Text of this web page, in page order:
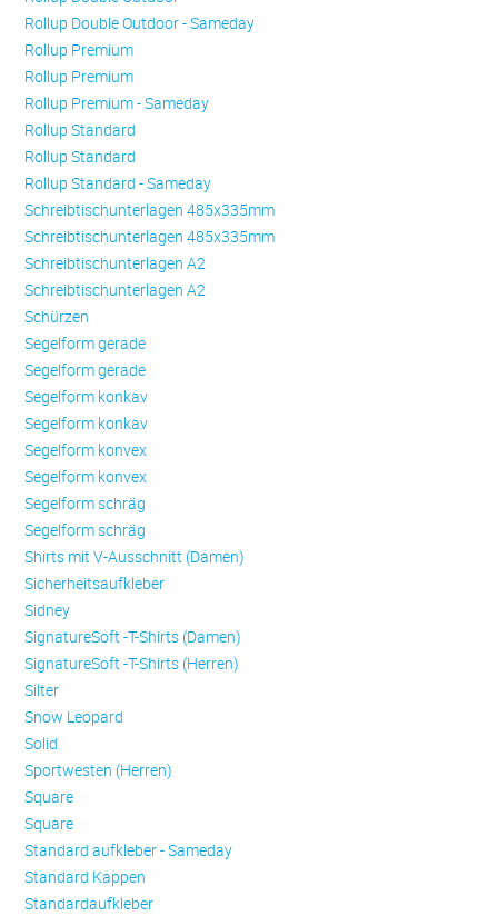
Rollup Double Outdoor - Sameday
Rollup Premium
Rollup Premium
Rollup Premium - Sameday
Rollup Standard
Rollup Standard
Rollup Standard - Sameday
Schreibtischunterlagen 485x335mm
Schreibtischunterlagen 485x335mm
Schreibtischunterlagen A2
Schreibtischunterlagen A2
Schürzen
Se­gel­form ge­ra­de
Se­gel­form ge­ra­de
Se­gel­form konkav
Se­gel­form konkav
Se­gel­form konvex
Se­gel­form konvex
Se­gel­form schräg
Se­gel­form schräg
Shirts mit V-Ausschnitt (Damen)
Sicherheitsaufkleber
Sidney
SignatureSoft -T-Shirts (Damen)
SignatureSoft -T-Shirts (Herren)
Silter
Snow Leopard
Solid
Sportwesten (Herren)
Square
Square
Standard aufkleber - Sameday
Standard Kappen
Standardaufkleber